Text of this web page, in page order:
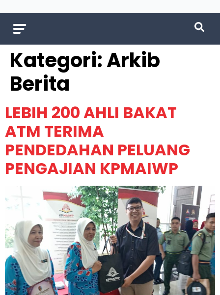
Kategori:Arkib
Berita
LEBIH 200 AHLI BAKAT
ATM TERIMA
PENDEDAHAN PELUANG
PENGAJIAN KPMAIWP